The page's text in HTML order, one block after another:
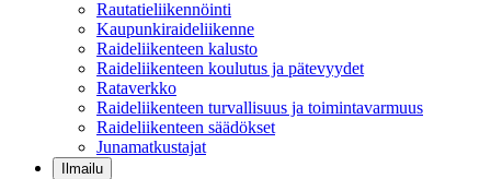
Rautatieliikennöinti
Kaupunkiraideliikenne
Raideliikenteen kalusto
Raideliikenteen koulutus ja pätevyydet
Rataverkko
Raideliikenteen turvallisuus ja toimintavarmuus
Raideliikenteen säädökset
Junamatkustajat
Ilmailu